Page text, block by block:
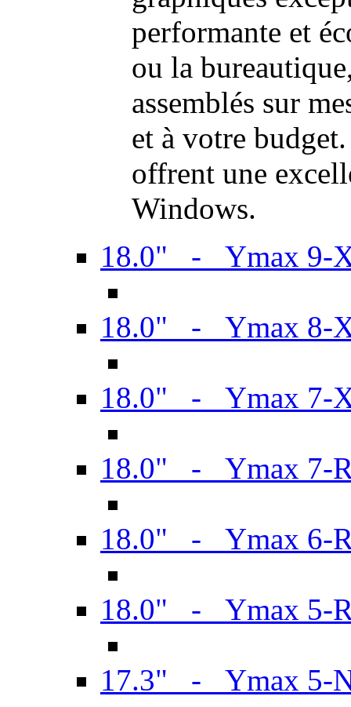
performante et
ou la
assemblés sur
et à votre
offrent une
Windows.
18.0" - Ymax 9-
18.0" - Ymax 8-
18.0" - Ymax 7-
18.0" - Ymax 7-
18.0" - Ymax 6-
18.0" - Ymax 5-
17.3" - Ymax 5-